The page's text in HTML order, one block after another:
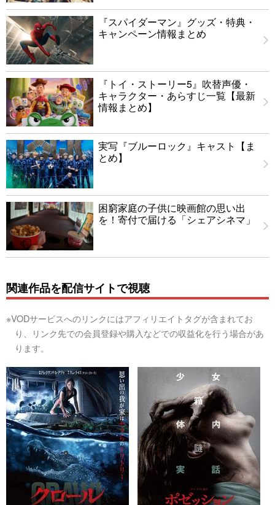
『スパイダーマン』グッズ・特典・
キャンペーン情報まとめ
『トイ・ストーリー5』吹替声優・
キャラクター・あらすじ一覧【最新
情報まとめ】
実写『ブルーロック』キャスト【ま
とめ】
困窮家庭の子供に映画館の思い出
を！寄付で届ける「シェアシネマ」
関連作品を配信サイトで視聴
※VODサービスへのリンクにはアフィリエイトタグが含まれてお
り、リンク先での会員登録や購入などでの収益化を行う場合があ
ります。